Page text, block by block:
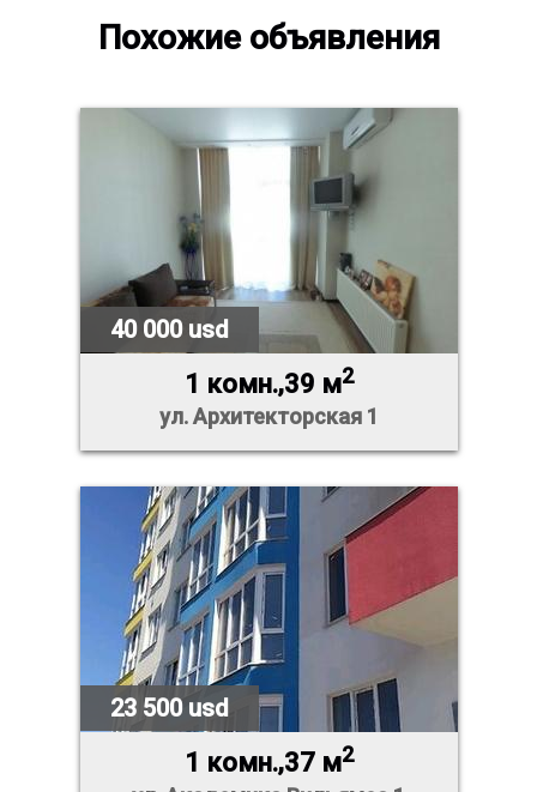
Похожие объявления
40 000 usd
1 комн.,39 м2
ул. Архитекторская 1
23 500 usd
1 комн.,37 м2